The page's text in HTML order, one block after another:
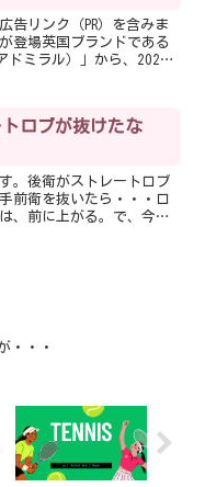
告リンク（PR）を含みま
登場英国ブランドである
ドミラル）」から、2025
新...
ロブが抜けたな
。後衛がストレートロブ
前衛を抜いたら・・・ロ
、前に上がる。で、今日
・・・